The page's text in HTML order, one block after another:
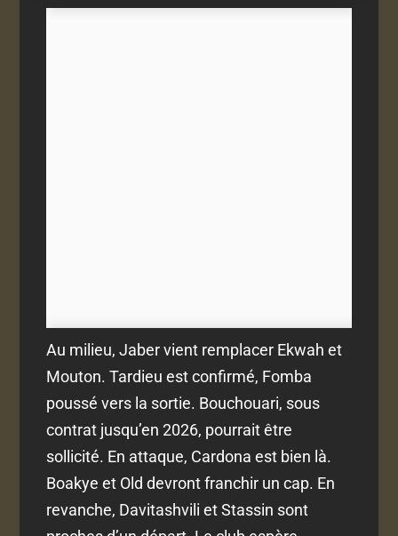
Au milieu, Jaber vient remplacer Ekwah et
Mouton. Tardieu est confirmé, Fomba
poussé vers la sortie. Bouchouari, sous
contrat jusqu’en 2026, pourrait être
sollicité. En attaque, Cardona est bien là.
Boakye et Old devront franchir un cap. En
revanche, Davitashvili et Stassin sont